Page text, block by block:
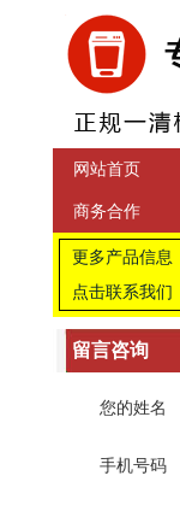
网站首页
商务合作
更多产品信息
点击联系我们
留言咨询
您的姓名
手机号码